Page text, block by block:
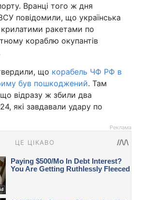
Вранці того ж дня
повідомили, що українська
крилатими ракетами по
кораблю окупантів
що корабель ЧФ РФ в
був пошкоджений. Там
відразу ж збили два
які завдавали удару по
Реклама